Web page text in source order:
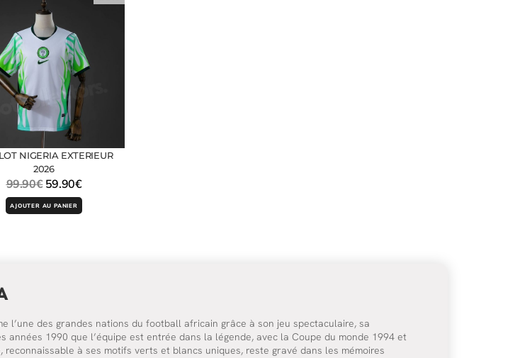
NIGERIA EXTERIEUR
2026
99.90€ 59.90€
AJOUTER AU PANIER
l’une des grandes nations du football africain grâce à son jeu spectaculaire, sa
1990 que l’équipe est entrée dans la légende, avec la Coupe du monde 1994 et
à ses motifs verts et blancs uniques, reste gravé dans les mémoires